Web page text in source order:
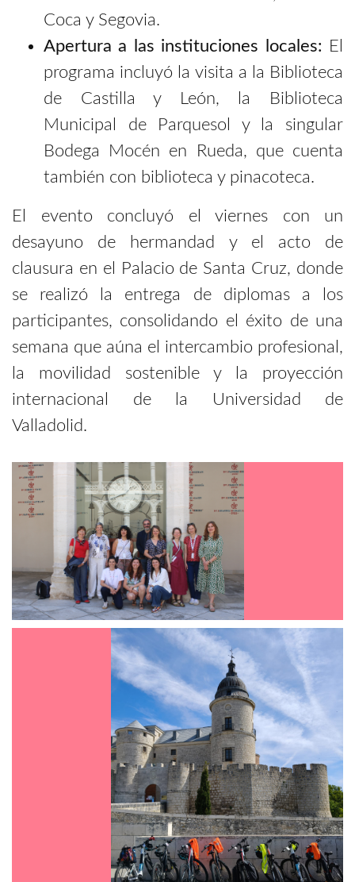
Coca y Segovia.
Apertura a las instituciones locales: El
programa incluyó la visita a la Biblioteca
de Castilla y León, la Biblioteca
Municipal de Parquesol y la singular
Bodega Mocén en Rueda, que cuenta
también con biblioteca y pinacoteca.
El evento concluyó el viernes con un
desayuno de hermandad y el acto de
clausura en el Palacio de Santa Cruz, donde
se realizó la entrega de diplomas a los
participantes, consolidando el éxito de una
semana que aúna el intercambio profesional,
la movilidad sostenible y la proyección
internacional de la Universidad de
Valladolid.